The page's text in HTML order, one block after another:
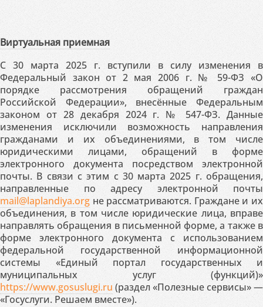
Виртуальная приемная
С 30 марта 2025 г. вступили в силу изменения в
Федеральный закон от 2 мая 2006 г. № 59-ФЗ «О
порядке рассмотрения обращений граждан
Российской Федерации», внесённые Федеральным
законом от 28 декабря 2024 г. № 547-ФЗ. Данные
изменения исключили возможность направления
гражданами и их объединениями, в том числе
юридическими лицами, обращений в форме
электронного документа посредством электронной
почты. В связи с этим с 30 марта 2025 г. обращения,
направленные по адресу электронной почты
mail@laplandiya.org не рассматриваются. Граждане и их
объединения, в том числе юридические лица, вправе
направлять обращения в письменной форме, а также в
форме электронного документа с использованием
федеральной государственной информационной
системы «Единый портал государственных и
муниципальных услуг (функций)»
https://www.gosuslugi.ru (раздел «Полезные сервисы» —
«Госуслуги. Решаем вместе»).